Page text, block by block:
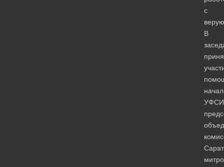
с
В